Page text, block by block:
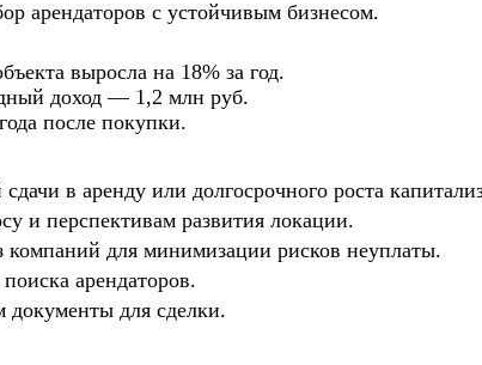
арендаторов с устойчивым бизнесом.
выросла на 18% за год.
доход — 1,2 млн руб.
после покупки.
в аренду или долгосрочного роста
и перспективам развития локации.
для минимизации рисков неуплаты.
арендаторов.
документы для сделки.